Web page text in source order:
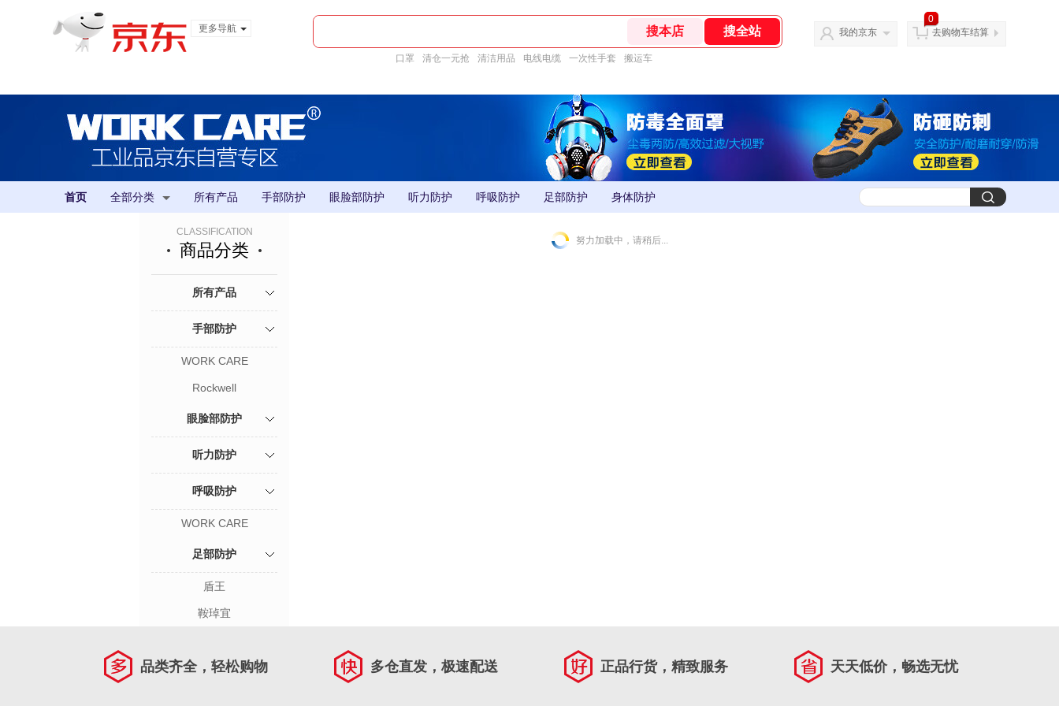
更多导航
口罩 清仓一元抢 清洁用品 电线电缆 一次性手套 搬运车
我的京东
0
去购物车结算
首页 全部分类 所有产品 手部防护 眼脸部防护 听力防护 呼吸防护 足部防护 身体防护
CLASSIFICATION
商品分类
所有产品
手部防护
WORK CARE
Rockwell
眼脸部防护
听力防护
呼吸防护
WORK CARE
足部防护
盾王
鞍琸宜
努力加载中，请稍后...
品类齐全，轻松购物 多仓直发，极速配送 正品行货，精致服务 天天低价，畅选无忧